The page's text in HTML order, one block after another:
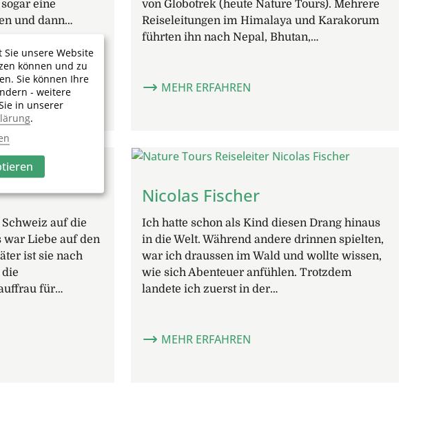
eine
und dann…
von Globotrek (heute Nature Tours). Mehrere
Reiseleitungen im Himalaya und Karakorum
führten ihn nach Nepal, Bhutan,…
MEHR ERFAHREN
Schweiz auf die
war Liebe auf den
ist sie nach
für…
Nicolas Fischer
Ich hatte schon als Kind diesen Drang hinaus
in die Welt. Während andere drinnen spielten,
war ich draussen im Wald und wollte wissen,
wie sich Abenteuer anfühlen. Trotzdem
landete ich zuerst in der…
MEHR ERFAHREN
Sie unsere Website
können und zu
Sie können Ihre
- weitere
in unserer
.